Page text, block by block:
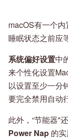
macOS有一个
睡眠状态之前应
系统偏好设置中
来个性化设置
以设置至少一分
要完全禁用自动
此外，“节能器"
Power Nap 的